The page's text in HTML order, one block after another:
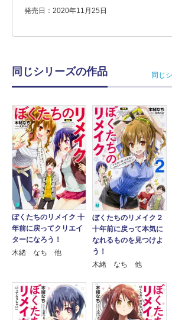
発売日：2020年11月25日
同じシリーズの作品 同じ
ぼくたちのリメイク 十
年前に戻ってクリエイ
ターになろう！
木緒 なち 他
ぼくたちのリメイク２
十年前に戻って本気に
なれるものを見つけよ
う！
木緒 なち 他